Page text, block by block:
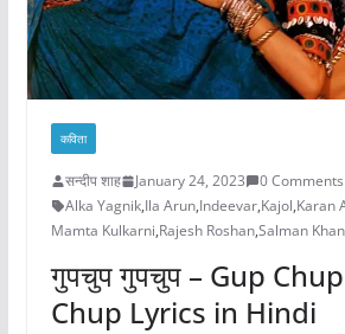
कविता
सन्दीप शाह January 24, 2023
0 Comments
Alka Yagnik,Ila Arun,Indeevar,Kajol,Karan
Mamta Kulkarni,Rajesh Roshan,Salman Khan
गुपचुप गुपचुप – Gup
Chup Lyrics in Hindi